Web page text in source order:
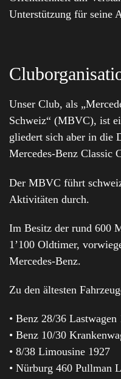
Unterstützung für seine
Unser Club, als
Schweiz“ (MBVC), ist
gliedert sich aber in die
Mercedes-Benz Classic
Der MBVC führt
Aktivitäten durch.
Im Besitz der rund 600
1’100 Oldtimer,
Mercedes-Benz.
Zu den ältesten
• Benz 28/36 Lastwagen
• Benz 10/30
• 8/38 Limousine 1927
• Nürburg 460 Pullman